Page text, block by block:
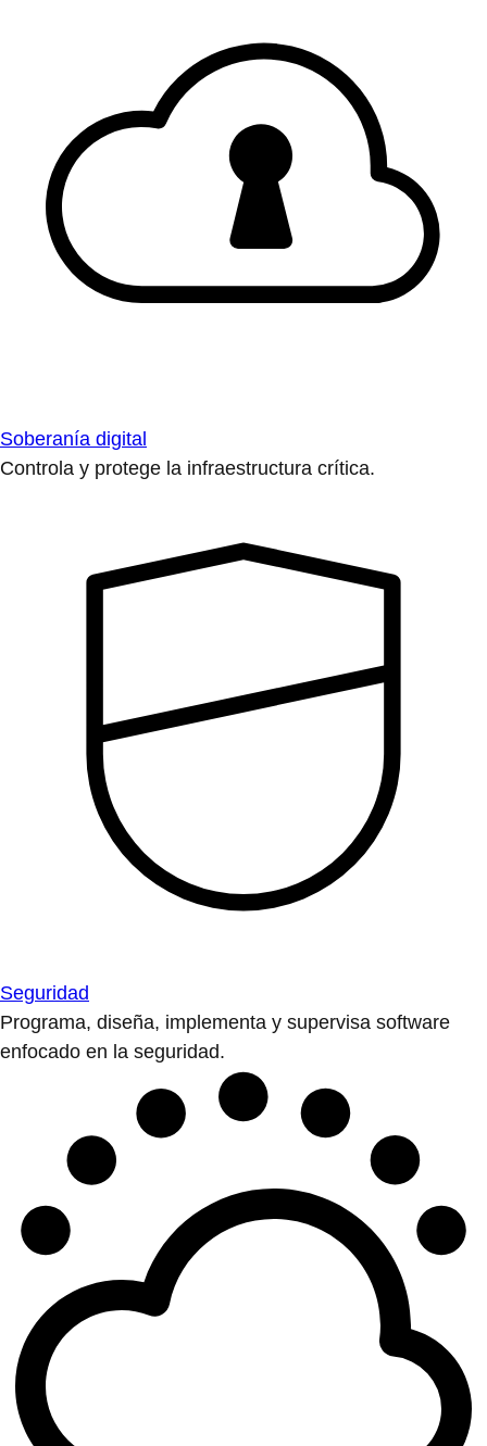
Soberanía digital
Controla y protege la infraestructura crítica.
Seguridad
Programa, diseña, implementa y supervisa software
enfocado en la seguridad.